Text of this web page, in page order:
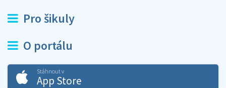
Pro šikuly
O portálu
Stáhnout v
App Store